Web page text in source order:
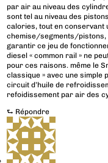
par air au niveau des
sont tel au niveau des
calories, tout en conservant
chemise/segments/pistons,
garantir ce jeu de
diesel « common rail » ne
pour ces raisons. même le
classique » avec une simple
circuit d’huile de
refoidissement par air des
⮑ Répondre